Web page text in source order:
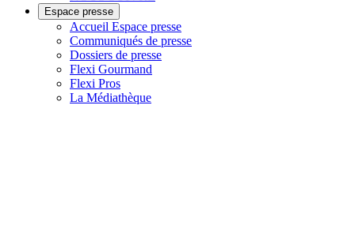
Espace presse
Accueil Espace presse
Communiqués de presse
Dossiers de presse
Flexi Gourmand
Flexi Pros
La Médiathèque